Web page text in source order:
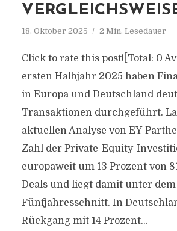
18. Oktober 2025 2 Min. Lesedauer
Click to rate this post![Total: 0
ersten Halbjahr 2025 haben
in Europa und Deutschland
Transaktionen durchgeführt.
aktuellen Analyse von EY-
Zahl der Private-Equity-
europaweit um 13 Prozent von
Deals und liegt damit unter dem
Fünfjahresschnitt. In
Rückgang mit 14 Prozent...